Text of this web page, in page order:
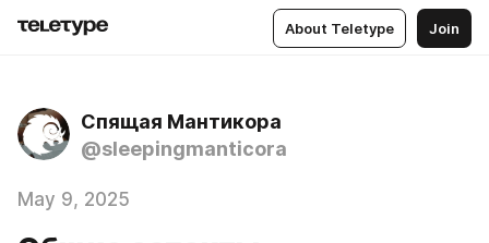
About Teletype Join
Спящая Мантикора
@sleepingmanticora
May 9, 2025